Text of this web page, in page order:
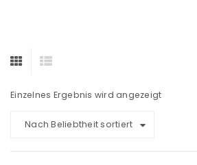
Einzelnes Ergebnis wird angezeigt
Nach Beliebtheit sortiert